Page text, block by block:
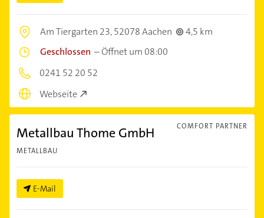
Am Tiergarten 23,52078 Aachen
4,5 km
Geschlossen –Öffnet um 08:00
0241 52 20 52
Webseite
COMFORT PARTNER
Metallbau Thome GmbH
METALLBAU
E-Mail